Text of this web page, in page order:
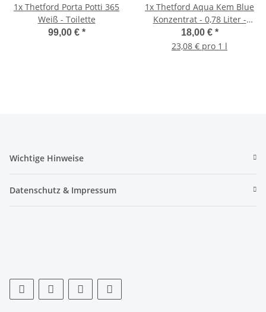
1x Thetford Porta Potti 365
Weiß - Toilette
99,00 € *
1x Thetford Aqua Kem Blue
Konzentrat - 0,78 Liter -
Sanitärflüssigkeit
18,00 € *
23,08 € pro 1 l
Wichtige Hinweise
Datenschutz & Impressum